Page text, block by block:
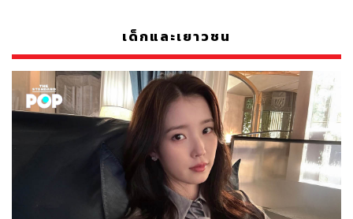
เด็กและเยาวชน